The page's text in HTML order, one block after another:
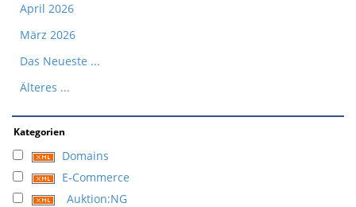
April 2026
März 2026
Das Neueste ...
Älteres ...
Kategorien
Domains
E-Commerce
Auktion:NG